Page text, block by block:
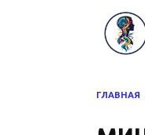
ГЛАВНАЯ